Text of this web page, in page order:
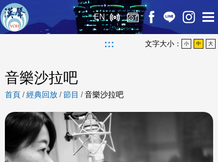
EN
::: 文字大小： 小 中 大
音樂沙拉吧
首頁 /經典回放 /節目 /音樂沙拉吧